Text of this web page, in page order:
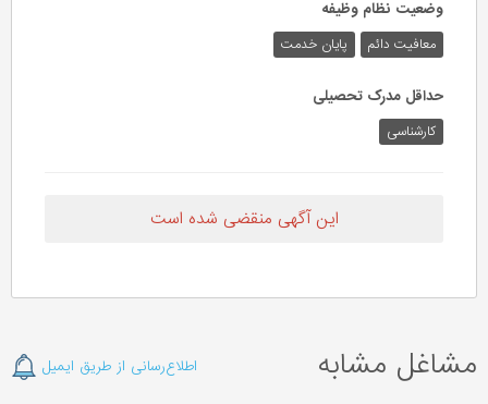
وضعیت نظام وظیفه
معافیت دائم پایان خدمت
حداقل مدرک تحصیلی
کارشناسی
این آگهی منقضی شده است
مشاغل مشابه اطلاع‌رسانی از طریق ایمیل